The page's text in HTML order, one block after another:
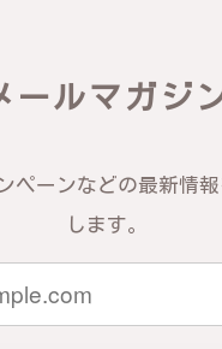
ールマガジ
ペーンなどの最新情
します。